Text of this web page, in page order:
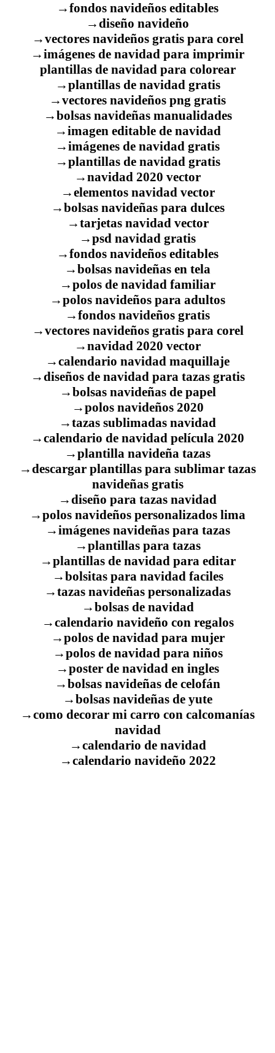
→fondos navideños editables
→diseño navideño
→vectores navideños gratis para corel
→imágenes de navidad para imprimir
plantillas de navidad para colorear
→plantillas de navidad gratis
→vectores navideños png gratis
→bolsas navideñas manualidades
→imagen editable de navidad
→imágenes de navidad gratis
→plantillas de navidad gratis
→navidad 2020 vector
→elementos navidad vector
→bolsas navideñas para dulces
→tarjetas navidad vector
→psd navidad gratis
→fondos navideños editables
→bolsas navideñas en tela
→polos de navidad familiar
→polos navideños para adultos
→fondos navideños gratis
→vectores navideños gratis para corel
→navidad 2020 vector
→calendario navidad maquillaje
→diseños de navidad para tazas gratis
→bolsas navideñas de papel
→polos navideños 2020
→tazas sublimadas navidad
→calendario de navidad película 2020
→plantilla navideña tazas
→descargar plantillas para sublimar tazas
navideñas gratis
→diseño para tazas navidad
→polos navideños personalizados lima
→imágenes navideñas para tazas
→plantillas para tazas
→plantillas de navidad para editar
→bolsitas para navidad faciles
→tazas navideñas personalizadas
→bolsas de navidad
→calendario navideño con regalos
→polos de navidad para mujer
→polos de navidad para niños
→poster de navidad en ingles
→bolsas navideñas de celofán
→bolsas navideñas de yute
→como decorar mi carro con calcomanías
navidad
→calendario de navidad
→calendario navideño 2022